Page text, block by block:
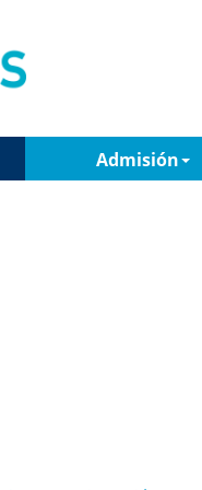
Admisión